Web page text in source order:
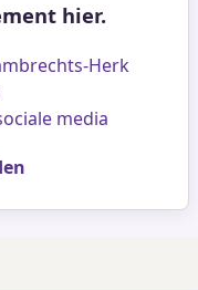
hier.
Herk
media